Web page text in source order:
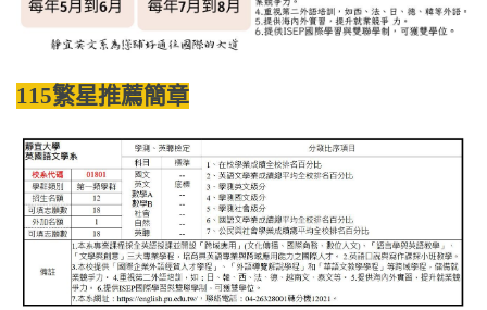
115繁星推薦簡章